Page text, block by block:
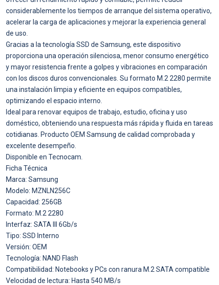
considerablemente los tiempos de arranque del sistema operativo,
acelerar la carga de aplicaciones y mejorar la experiencia general
de uso.
Gracias a la tecnología SSD de Samsung, este dispositivo
proporciona una operación silenciosa, menor consumo energético
y mayor resistencia frente a golpes y vibraciones en comparación
con los discos duros convencionales. Su formato M.2 2280 permite
una instalación limpia y eficiente en equipos compatibles,
optimizando el espacio interno.
Ideal para renovar equipos de trabajo, estudio, oficina y uso
doméstico, obteniendo una respuesta más rápida y fluida en tareas
cotidianas. Producto OEM Samsung de calidad comprobada y
excelente desempeño.
Disponible en Tecnocam.
Ficha Técnica
Marca: Samsung
Modelo: MZNLN256C
Capacidad: 256GB
Formato: M.2 2280
Interfaz: SATA III 6Gb/s
Tipo: SSD Interno
Versión: OEM
Tecnología: NAND Flash
Compatibilidad: Notebooks y PCs con ranura M.2 SATA compatible
Velocidad de lectura: Hasta 540 MB/s